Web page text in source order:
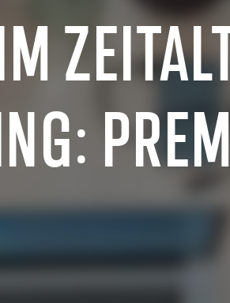
SAP Support
SAP S/
Cloud
SAP S/
Cloud
RISE with
GROW with
Industrie